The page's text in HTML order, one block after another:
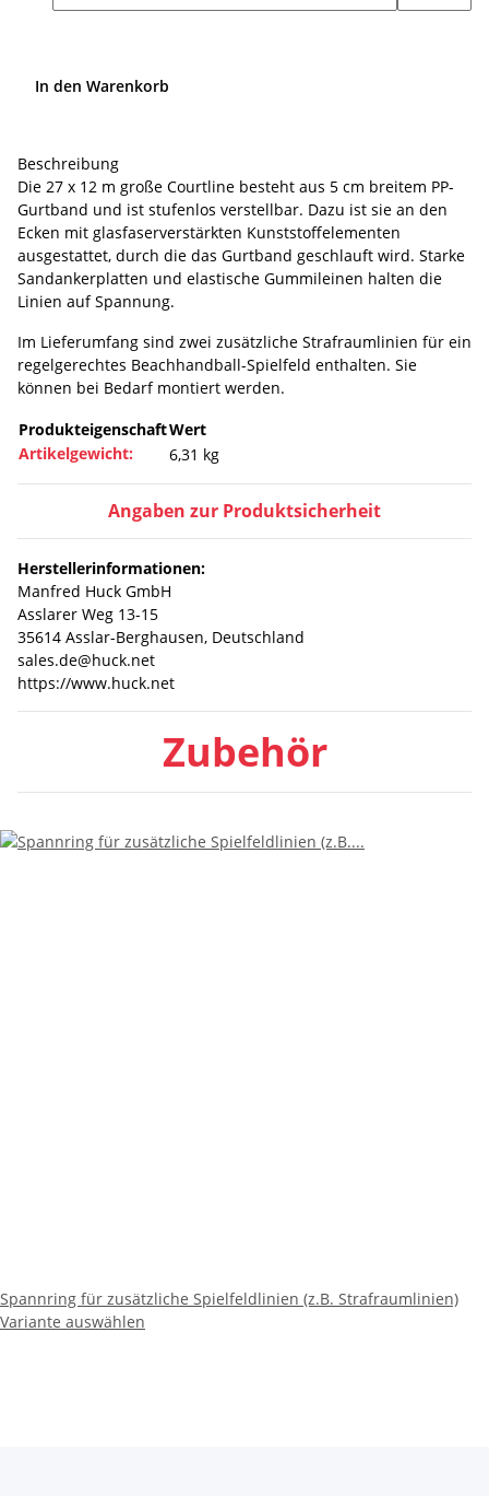
In den Warenkorb
Beschreibung
Die 27 x 12 m große Courtline besteht aus 5 cm breitem PP-
Gurtband und ist stufenlos verstellbar. Dazu ist sie an den
Ecken mit glasfaserverstärkten Kunststoffelementen
ausgestattet, durch die das Gurtband geschlauft wird. Starke
Sandankerplatten und elastische Gummileinen halten die
Linien auf Spannung.
Im Lieferumfang sind zwei zusätzliche Strafraumlinien für ein
regelgerechtes Beachhandball-Spielfeld enthalten. Sie
können bei Bedarf montiert werden.
ProdukteigenschaftWert
Artikelgewicht:
6,31 kg
Angaben zur Produktsicherheit
Herstellerinformationen:
Manfred Huck GmbH
Asslarer Weg 13-15
35614 Asslar-Berghausen, Deutschland
sales.de@huck.net
https://www.huck.net
Zubehör
Spannring für zusätzliche Spielfeldlinien (z.B. Strafraumlinien)
Variante auswählen